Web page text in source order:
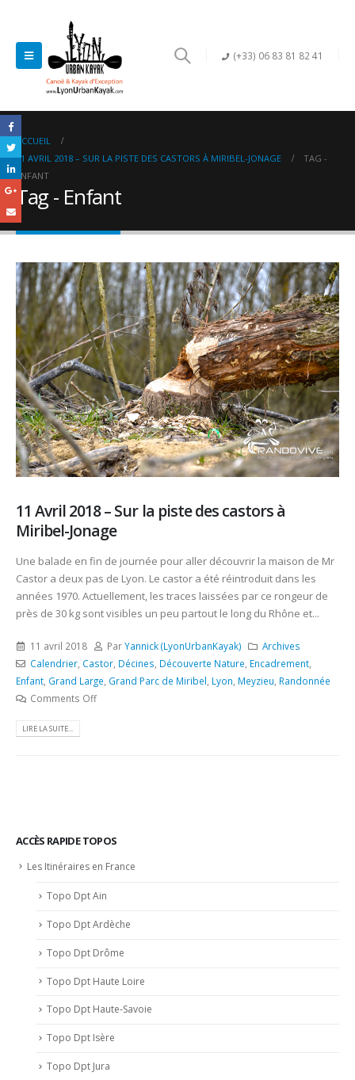
(+33) 06 83 81 82 41
ACCUEIL
11 AVRIL 2018 – SUR LA PISTE DES CASTORS À MIRIBEL-JONAGE
TAG -
ENFANT
Tag - Enfant
11 Avril 2018 – Sur la piste des castors à
Miribel-Jonage
Une balade en fin de journée pour aller découvrir la maison de Mr
Castor a deux pas de Lyon. Le castor a été réintroduit dans les
années 1970. Actuellement, les traces laissées par ce rongeur de
près de 30 kg sont visibles un peu partout le long du Rhône et...
11 avril 2018 ParYannick (LyonUrbanKayak)
Archives
Calendrier, Castor, Décines Découverte Nature Encadrement,
Enfant Grand Large Grand Parc de Miribel Lyon Meyzieu Randonnée
Comments Off
LIRE LA SUITE...
ACCÈS RAPIDE TOPOS
Les Itinéraires en France
Topo Dpt Ain
Topo Dpt Ardèche
Topo Dpt Drôme
Topo Dpt Haute Loire
Topo Dpt Haute-Savoie
Topo Dpt Isère
Topo Dpt Jura